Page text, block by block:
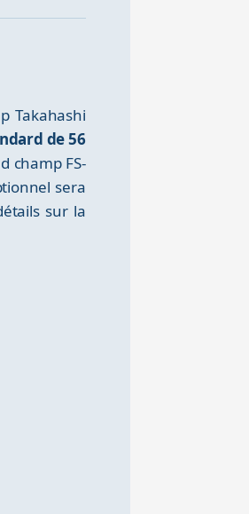
Takahashi
de 56
champ FS-
sera
sur la